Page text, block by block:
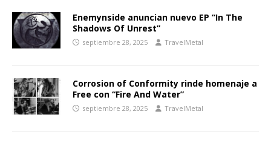
Enemynside anuncian nuevo EP “In The
Shadows Of Unrest”
septiembre 28, 2025 TravelMetal
Corrosion of Conformity rinde homenaje a
Free con “Fire And Water”
septiembre 28, 2025 TravelMetal